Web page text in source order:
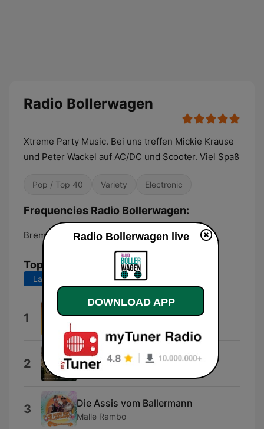
Radio Bollerwagen
Xtreme Party Music. Bei uns treffen Mickie Krause
und Peter Wackel auf AC/DC und Scooter. Viel Spaß
Pop / Top 40 Variety Electronic
Frequencies Radio Bollerwagen:
Bremen: Online
Top Songs
Last 7 days Last 30 days
1 Bock auf Bier
2 Bella Napoli
Roy Bianco & Die Abbrunzati Boys
3 Die Assis vom Ballermann
Malle Rambo
Radio Bollerwagen live
DOWNLOAD APP